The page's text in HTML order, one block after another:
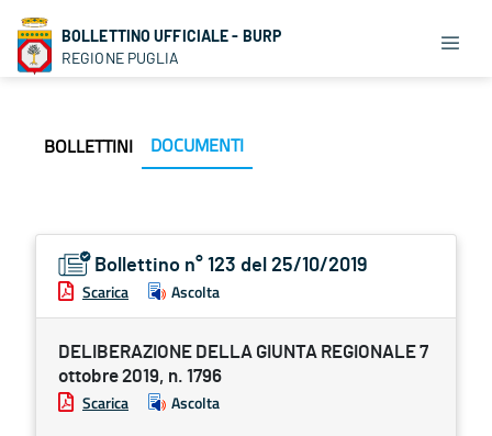
BOLLETTINO UFFICIALE - BURP
REGIONE PUGLIA
BOLLETTINI DOCUMENTI
Bollettino n° 123 del 25/10/2019
Scarica Ascolta
DELIBERAZIONE DELLA GIUNTA REGIONALE 7
ottobre 2019, n. 1796
Scarica Ascolta